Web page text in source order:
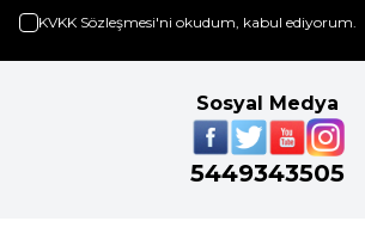
KVKK Sözleşmesi'ni okudum, kabul ediyorum.
Sosyal Medya
5449343505